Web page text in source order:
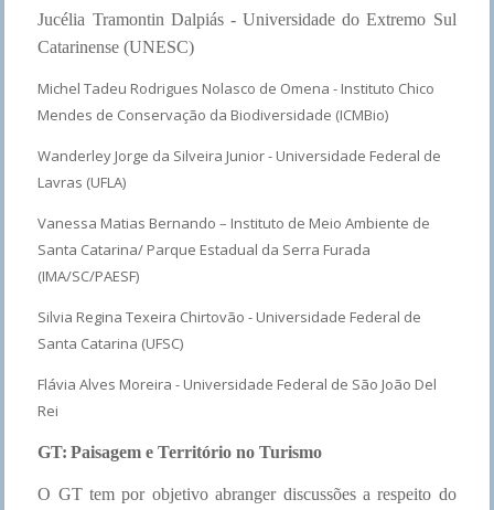
Jucélia Tramontin Dalpiás - Universidade do Extremo Sul
Catarinense (UNESC)
Michel Tadeu Rodrigues Nolasco de Omena - Instituto Chico
Mendes de Conservação da Biodiversidade (ICMBio)
Wanderley Jorge da Silveira Junior - Universidade Federal de
Lavras (UFLA)
Vanessa Matias Bernando – Instituto de Meio Ambiente de
Santa Catarina/ Parque Estadual da Serra Furada
(IMA/SC/PAESF)
Silvia Regina Texeira Chirtovão - Universidade Federal de
Santa Catarina (UFSC)
Flávia Alves Moreira - Universidade Federal de São João Del
Rei
GT: Paisagem e Território no Turismo
O GT tem por objetivo abranger discussões a respeito do